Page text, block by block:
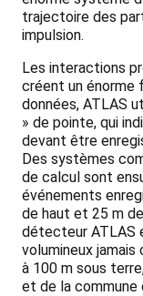
trajectoire des
impulsion.
Les interactions
créent un énorme
données, ATLAS
» de pointe, qui
devant être
Des systèmes
de calcul sont
événements
de haut et 25 m
détecteur ATLAS
volumineux
à 100 m sous
et de la commune